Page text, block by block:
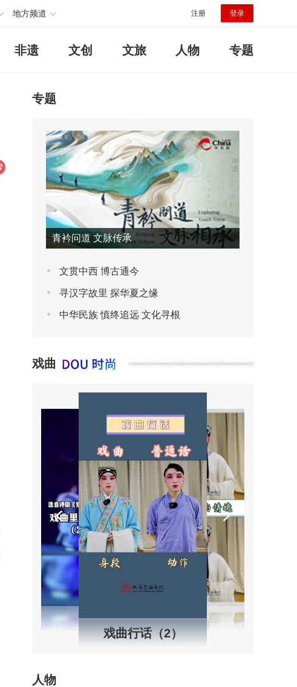
地方频道 注册 登录
非遗 文创 文旅 人物 专题
专题
青衿问道 文脉传承
文贯中西 博古通今
寻汉字故里 探华夏之缘
中华民族 慎终追远 文化寻根
戏曲
戏曲行话（2）
人物